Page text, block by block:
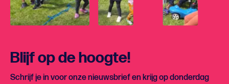
Blijf op de hoogte!
Schrijf je in voor onze nieuwsbrief en krijg op donderdag